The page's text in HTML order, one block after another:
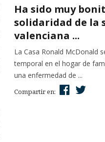
Ha sido muy
solidaridad de la
valenciana ...
La Casa Ronald McDonald
temporal en el hogar de
una enfermedad de ...
Compartir en: